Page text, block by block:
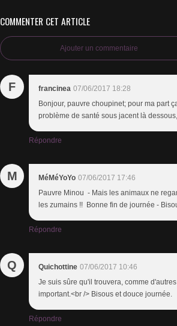
COMMENTER CET ARTICLE
Ajouter un commentaire
F francinea 07/06/2017 18:28
Bonjour, pauvre choupinet; pour ma part
problème de santé sous jacent là
Répondre
M MéMéYoYo 07/06/2017 17:46
Pauvre Minou - Mais les animaux ne
les zumains !! Bonne fin de journée -
Répondre
Q Quichottine 07/06/2017 10:46
Je suis sûre qu'il trouvera, comme
important.<br /> Bisous et douce journée.
Répondre